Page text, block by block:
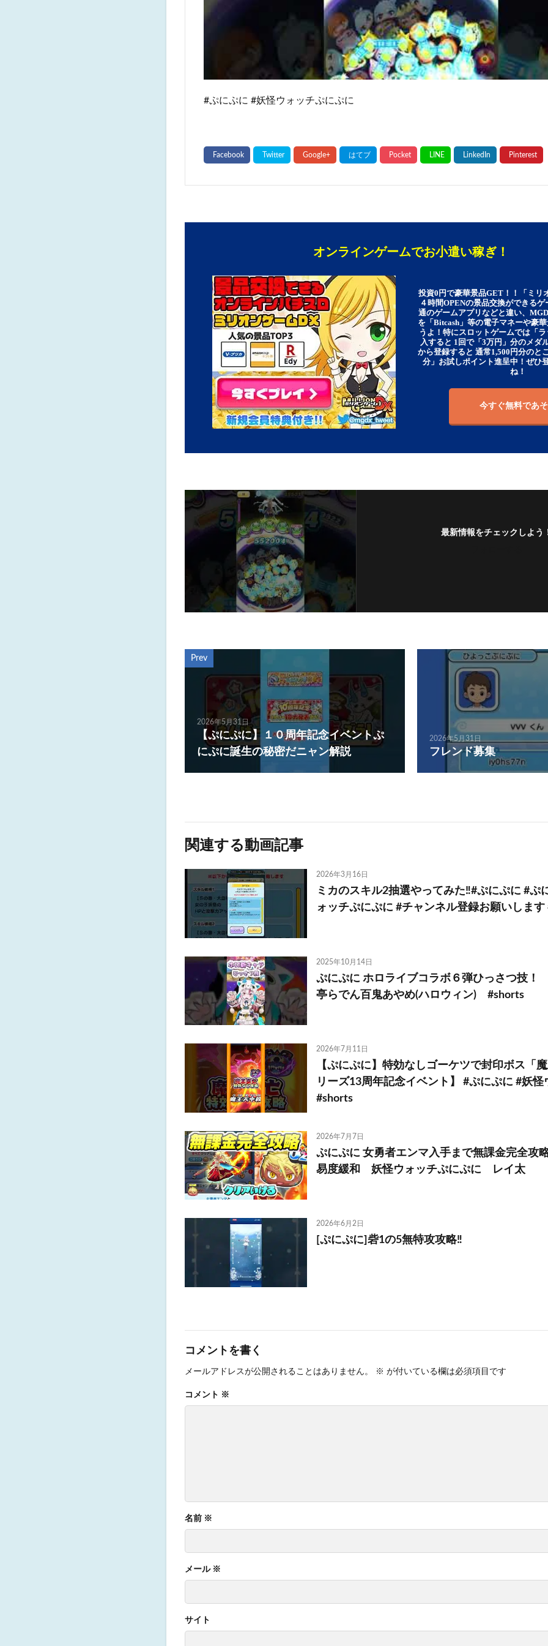
#ぷにぷに #妖怪ウォッチぷにぷに
オンラインゲームでお小遣い稼ぎ！
投資0円で豪華景品GET！！「ミリ
４時間OPENの景品交換ができる
通のゲームアプリなどと違い、
を「Bitcash」等の電子マネーや豪
うよ！特にスロットゲームでは「
入すると 1回で「3万円」分のメダ
から登録すると 通常1,500円分のと
分」お試しポイント進呈中！ぜひ
ね！
今すぐ無料であ
最新情報をチェックしよう
Prev
2026年5月31日
【ぷにぷに】１０周年記念イベントぷ
にぷに誕生の秘密だニャン解説
2026年5月31日
フレンド募集
関連する動画記事
2026年3月16日
ミカのスキル2抽選やってみた‼️#ぷにぷに #ぷ
ォッチぷにぷに #チャンネル登録お願いします
2025年10月14日
ぷにぷに ホロライブコラボ６弾ひっさつ技
亭らでん百鬼あやめ(ハロウィン) #shorts
2026年7月11日
【ぷにぷに】特効なしゴーケツで封印ボス「
リーズ13周年記念イベント】 #ぷにぷに #妖
#shorts
2026年7月7日
ぷにぷに 女勇者エンマ入手まで無課金完全攻
易度緩和 妖怪ウォッチぷにぷに レイ太
2026年6月2日
[ぷにぷに]砦1の5無特攻攻略‼️
コメントを書く
メールアドレスが公開されることはありません。 ※ が付いている欄は必須項目です
コメント ※
名前 ※
メール ※
サイト